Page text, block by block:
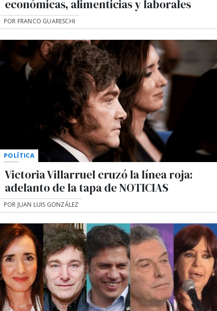
económicas, alimenticias y laborales
POR FRANCO GUARESCHI
POLÍTICA
Victoria Villarruel cruzó la línea roja:
adelanto de la tapa de NOTICIAS
POR JUAN LUIS GONZÁLEZ